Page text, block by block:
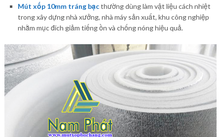
Mút xốp 10mm tráng bạcthường dùng làm vật liệu cách nhiệt
trong xây dựng nhà xưởng, nhà máy sản xuất, khu công nghiệp
nhằm mục đích giảm tiếng ồn và chống nóng hiệu quả.